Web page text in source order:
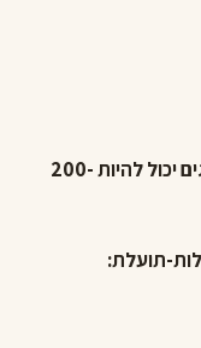
המחירים תלויים בסוג ובמותג. ההפרש בין סוגים יכול להיות 200-